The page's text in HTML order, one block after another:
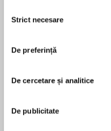
consimțământului
Strict necesare
De preferință
De cercetare și analitice
De publicitate
Each night, the world
demons. For
by hiding behind
Now, the rediscovery of
wards has given them
pentru această carte
Peter V. Brett is the